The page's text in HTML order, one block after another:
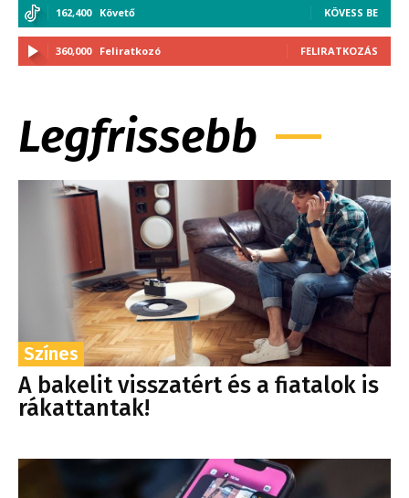
162,400 Követő KÖVESS BE
360,000 Feliratkozó FELIRATKOZÁS
Legfrissebb
Színes
A bakelit visszatért és a fiatalok is
rákattantak!